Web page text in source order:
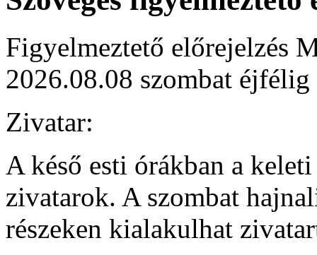
Figyelmeztető előrejelzés
2026.08.08 szombat éjfélig
Zivatar:
A késő esti órákban a
zivatarok. A szombat
részeken kialakulhat